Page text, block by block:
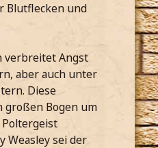
Blutflecken und
verbreitet Angst
aber auch unter
Diese
großen Bogen um
Weasley sei der